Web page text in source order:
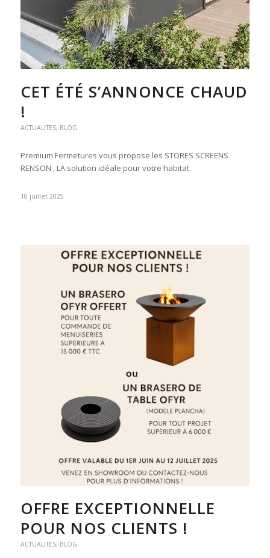
CET ÉTÉ S’ANNONCE CHAUD
!
ACTUALITES, BLOG
Premium Fermetures vous propose les STORES SCREENS
RENSON , LA solution idéale pour votre habitat.
10 juillet 2025
OFFRE EXCEPTIONNELLE
POUR NOS CLIENTS !
ACTUALITES, BLOG